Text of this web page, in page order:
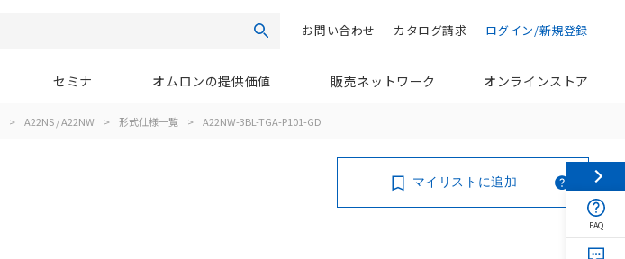
検索 ログイン/新規登録
カタログ請求
お問い合わせ
セミナ オムロンの提供価値 販売ネットワーク オンラインストア
> A22NS / A22NW > 形式仕様一覧 > A22NW-3BL-TGA-P101-GD
マイリストに追加
FAQ